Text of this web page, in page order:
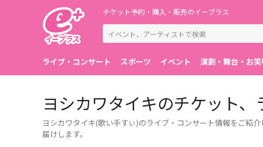
チケット予約・購入・販売のイープラス
ライブ・コンサート スポーツ イベント 演劇・舞台・お笑
ヨシカワタイキのチケット
ヨシカワタイキ(歌い手すぃ)のライブ・コンサート情報をご紹
届けします。